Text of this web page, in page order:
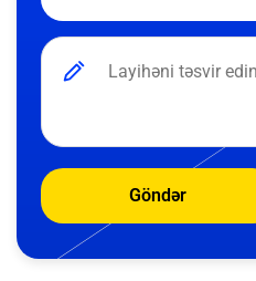
Göndər